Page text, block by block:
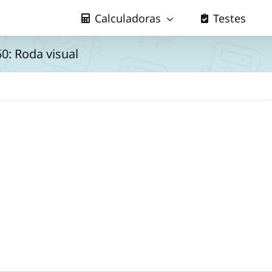
Calculadoras Testes
Roda visual